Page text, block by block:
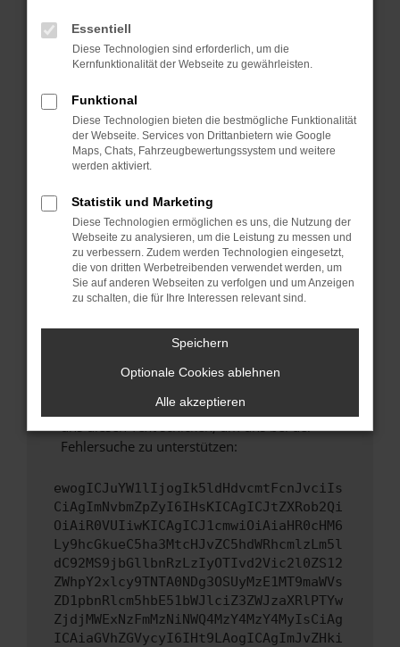
Manche Erweiterungen, wie Werbeblocker,
können das Laden bestimmter Seiten
verhindern. Funktioniert die Seite in einem
anderen Browser oder in einem privaten
Fenster?
Starte dein Gerät neu.
Das kann manchmal helfen, vorübergehende
Stelle sicher, dass dein Browser und dein
Betriebssystem auf dem neuesten Stand
sind.
Veraltete Software birgt nicht nur ein
Sicherheitsrisiko, sondern kann auch dazu
führen, dass bestimmte Funktionen nicht mehr
Wende dich an den Webseitenbetreiber.
Wenn du alle oben genannten Schritte versucht
versuchen, das Problem zu beheben. Du kannst
uns diesen Text schicken, um uns bei der
Fehlersuche zu unterstützen:
ewogICJuYW1lIjogIk5ldHdvcmtFcnJvciIs
CiAgImNvbmZpZyI6IHsKICAgICJtZXRob2Qi
OiAiR0VUIiwKICAgICJ1cmwiOiAiaHR0cHM6
Ly9hcGkueC5ha3MtcHJvZC5hdWRhcmlzLm5l
dC92MS9jbGllbnRzLzIyOTIvd2Vic2l0ZS12
ZWhpY2xlcy9TNTA0NDg3OSUyMzE1MT9maWVs
ZD1pbnRlcm5hbE51bWJlciZ3ZWJzaXRlPTYw
ZjdjMWExNzFmMzNiNWQ4MzY4MzY4MyIsCiAg
ICAiaGVhZGVycyI6IHt9LAogICAgImJvZHki
Essentiell
Diese Technologien sind erforderlich, um die
Kernfunktionalität der Webseite zu gewährleisten.
Funktional
Diese Technologien bieten die bestmögliche Funktionalität
der Webseite. Services von Drittanbietern wie Google
Maps, Chats, Fahrzeugbewertungssystem und weitere
werden aktiviert.
Statistik und Marketing
Diese Technologien ermöglichen es uns, die Nutzung der
Webseite zu analysieren, um die Leistung zu messen und
zu verbessern. Zudem werden Technologien eingesetzt,
die von dritten Werbetreibenden verwendet werden, um
Sie auf anderen Webseiten zu verfolgen und um Anzeigen
zu schalten, die für Ihre Interessen relevant sind.
Speichern
Optionale Cookies ablehnen
Alle akzeptieren